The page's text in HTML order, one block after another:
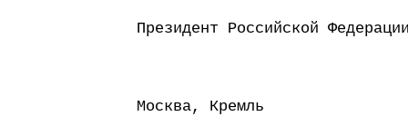
Президент
Москва, Кремль